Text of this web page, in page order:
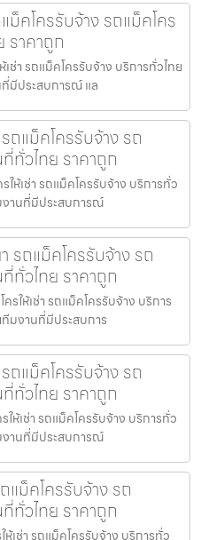
คโครรับจ้าง รถแม็คโคร
ราคาถูก
ช่า รถแม็คโครรับจ้าง บริการทั่วไทย
มีประสบการณ์ แล
ถแม็คโครรับจ้าง รถ
ทั่วไทย ราคาถูก
ให้เช่า รถแม็คโครรับจ้าง บริการทั่ว
งานที่มีประสบการณ์
รถแม็คโครรับจ้าง รถ
ทั่วไทย ราคาถูก
รให้เช่า รถแม็คโครรับจ้าง บริการ
มงานที่มีประสบการ
ถแม็คโครรับจ้าง รถ
ทั่วไทย ราคาถูก
ให้เช่า รถแม็คโครรับจ้าง บริการทั่ว
งานที่มีประสบการณ์
แม็คโครรับจ้าง รถ
ทั่วไทย ราคาถูก
เช่า รถแม็คโครรับจ้าง บริการทั่ว